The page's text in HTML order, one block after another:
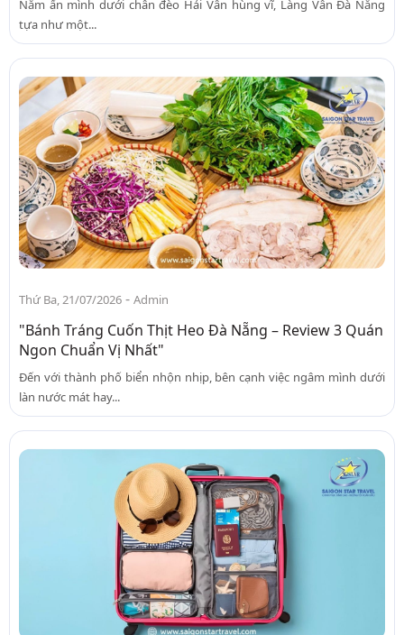
Nằm ẩn mình dưới chân đèo Hải Vân hùng vĩ, Làng Vân Đà Nẵng
tựa như một...
Thứ Ba, 21/07/2026 - Admin
"Bánh Tráng Cuốn Thịt Heo Đà Nẵng – Review 3 Quán
Ngon Chuẩn Vị Nhất"
Đến với thành phố biển nhộn nhịp, bên cạnh việc ngâm mình dưới
làn nước mát hay...